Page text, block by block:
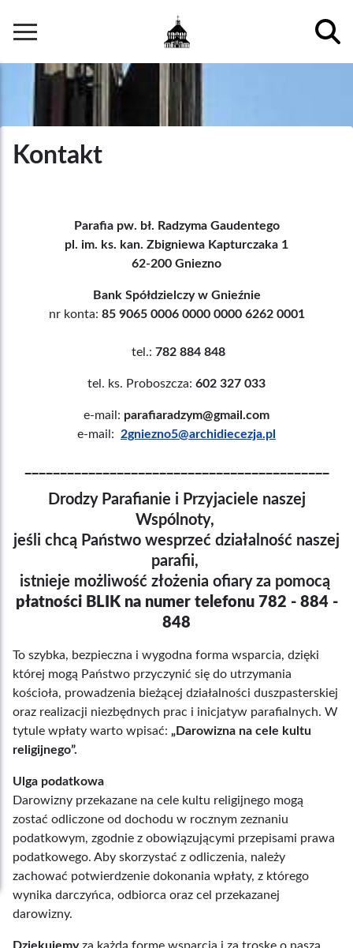
do
treści
Główna
nawigacja
Kontakt
Parafia pw. bł. Radzyma Gaudentego
pl. im. ks. kan. Zbigniewa Kapturczaka 1
62-200 Gniezno
Bank Spółdzielczy w Gnieźnie
nr konta: 85 9065 0006 0000 0000 6262 0001
tel.: 782 884 848
tel. ks. Proboszcza: 602 327 033
e-mail: parafiaradzym@gmail.com
e-mail: 2gniezno5@archidiecezja.pl
Drodzy Parafianie i Przyjaciele naszej
Wspólnoty,
jeśli chcą Państwo wesprzeć działalność naszej
parafii,
istnieje możliwość złożenia ofiary za pomocą
płatności BLIK na numer telefonu 782 - 884 -
848
To szybka, bezpieczna i wygodna forma wsparcia, dzięki
której mogą Państwo przyczynić się do utrzymania
kościoła, prowadzenia bieżącej działalności duszpasterskiej
oraz realizacji niezbędnych prac i inicjatyw parafialnych. W
tytule wpłaty warto wpisać: „Darowizna na cele kultu
religijnego”.
Ulga podatkowa
Darowizny przekazane na cele kultu religijnego mogą
zostać odliczone od dochodu w rocznym zeznaniu
podatkowym, zgodnie z obowiązującymi przepisami prawa
podatkowego. Aby skorzystać z odliczenia, należy
zachować potwierdzenie dokonania wpłaty, z którego
wynika darczyńca, odbiorca oraz cel przekazanej
darowizny.